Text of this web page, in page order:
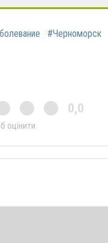
#Черноморск
0,0
оцінити